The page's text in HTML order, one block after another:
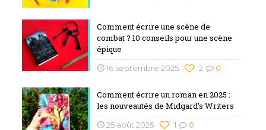
Comment écrire une scène de
combat ? 10 conseils pour une scène
épique
16 septembre 2025 0
2
Comment écrire un roman en 2025 :
les nouveautés de Midgard’s Writers
25 août 2025 0
1